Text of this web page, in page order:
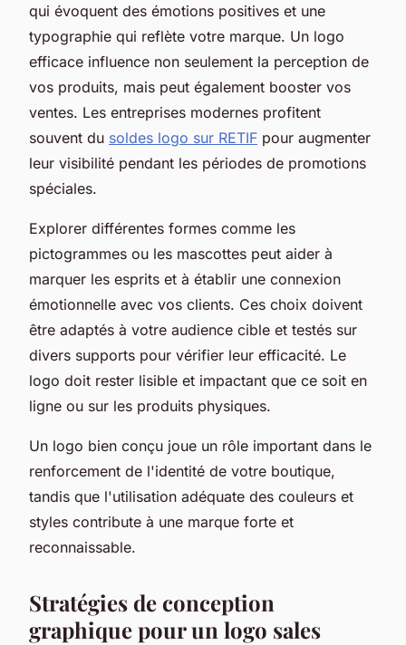
qui évoquent des émotions positives et une
typographie qui reflète votre marque. Un logo
efficace influence non seulement la perception de
vos produits, mais peut également booster vos
ventes. Les entreprises modernes profitent
souvent du soldes logo sur RETIF pour augmenter
leur visibilité pendant les périodes de promotions
spéciales.
Explorer différentes formes comme les
pictogrammes ou les mascottes peut aider à
marquer les esprits et à établir une connexion
émotionnelle avec vos clients. Ces choix doivent
être adaptés à votre audience cible et testés sur
divers supports pour vérifier leur efficacité. Le
logo doit rester lisible et impactant que ce soit en
ligne ou sur les produits physiques.
Un logo bien conçu joue un rôle important dans le
renforcement de l'identité de votre boutique,
tandis que l'utilisation adéquate des couleurs et
styles contribute à une marque forte et
reconnaissable.
Stratégies de conception
graphique pour un logo sales